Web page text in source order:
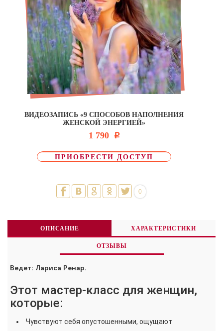
ВИДЕОЗАПИСЬ «9 СПОСОБОВ НАПОЛНЕНИЯ
ЖЕНСКОЙ ЭНЕРГИЕЙ»
1 790 Р
ПРИОБРЕСТИ ДОСТУП
0
ОПИСАНИЕ ХАРАКТЕРИСТИКИ
ОТЗЫВЫ
Ведет: Лариса Ренар.
Этот мастер-класс для женщин,
которые:
Чувствуют себя опустошенными, ощущают